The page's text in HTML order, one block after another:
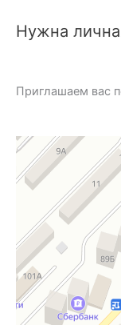
Нужна
Приглашаем вас